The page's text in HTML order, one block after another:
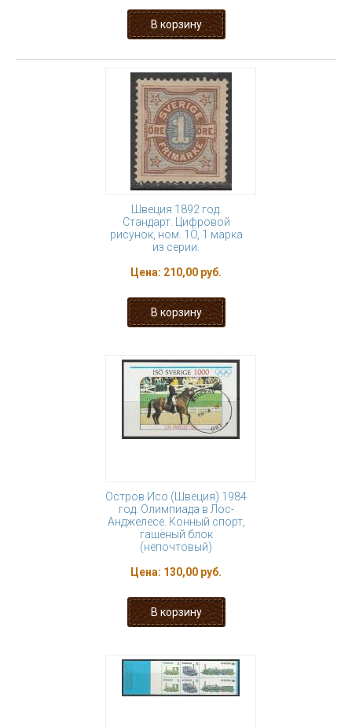
Швеция 1892 год.
Стандарт. Цифровой
рисунок, ном. 1Ö, 1 марка
из серии.
Цена: 210,00 руб.
Остров Исо (Швеция) 1984
год. Олимпиада в Лос-
Анджелесе. Конный спорт,
гашёный блок
(непочтовый)
Цена: 130,00 руб.